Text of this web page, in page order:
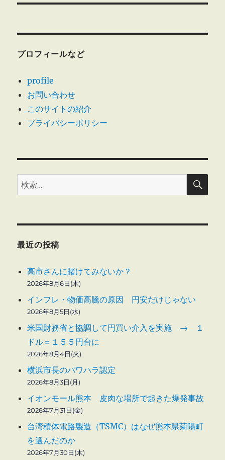
ン
稿:
プロフィールなど
profile
お問い合わせ
このサイトの紹介
プライバシーポリシー
検
索:
検
最近の投稿
高市さんに賭けてみないか？
2026年8月6日(木)
インフレ・物価高騰の原因 円安だけじゃない
2026年8月5日(水)
米国財務省と協調して円買い介入を実施 → １
ドル＝１５５円台に
2026年8月4日(火)
横浜市長のパワハラ認定
2026年8月3日(月)
イオンモール熊本 皮肉な場所で起きた爆発事故
2026年7月31日(金)
台湾積体電路製造（TSMC）はなぜ熊本県菊陽町
を選んだのか
2026年7月30日(木)